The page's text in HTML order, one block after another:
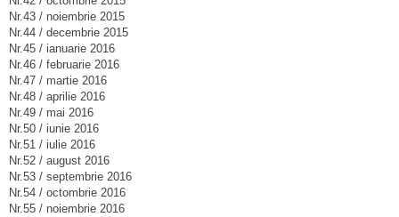
Nr.43 / noiembrie 2015
Nr.44 / decembrie 2015
Nr.45 / ianuarie 2016
Nr.46 / februarie 2016
Nr.47 / martie 2016
Nr.48 / aprilie 2016
Nr.49 / mai 2016
Nr.50 / iunie 2016
Nr.51 / iulie 2016
Nr.52 / august 2016
Nr.53 / septembrie 2016
Nr.54 / octombrie 2016
Nr.55 / noiembrie 2016